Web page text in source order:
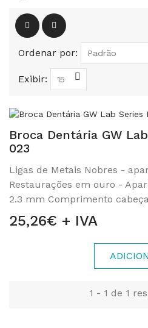
Ordenar por:
Exibir:
Broca Dentária GW
023
Ligas de Metais Nobres -
Restaurações em ouro -
2.3 mm Comprimento
25,26€ + IVA
1 - 1 de 1